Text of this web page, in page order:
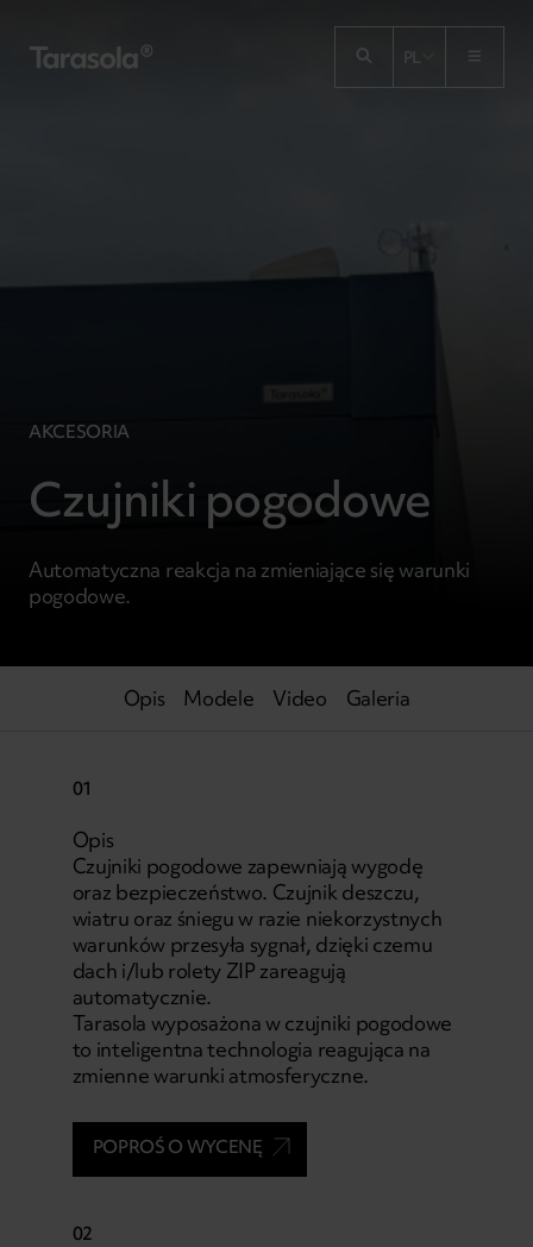
PL
AKCESORIA
Czujniki pogodowe
Automatyczna reakcja na zmieniające się warunki
pogodowe.
Opis Modele Video Galeria
01
Opis
Czujniki pogodowe zapewniają wygodę
oraz bezpieczeństwo. Czujnik deszczu,
wiatru oraz śniegu w razie niekorzystnych
warunków przesyła sygnał, dzięki czemu
dach i/lub rolety ZIP zareagują
automatycznie.
Tarasola wyposażona w czujniki pogodowe
to inteligentna technologia reagująca na
zmienne warunki atmosferyczne.
POPROŚ O WYCENĘ
02